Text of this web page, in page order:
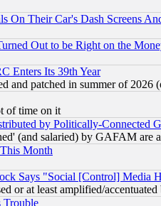
Their Car's Dash Screens
Out to be Right on the
Enters Its 39th Year
and patched in summer of
of time on it
by Politically-Connected
(and salaried) by GAFAM are
Month
Says "Social [Control] Media
or at least amplified/
Trouble